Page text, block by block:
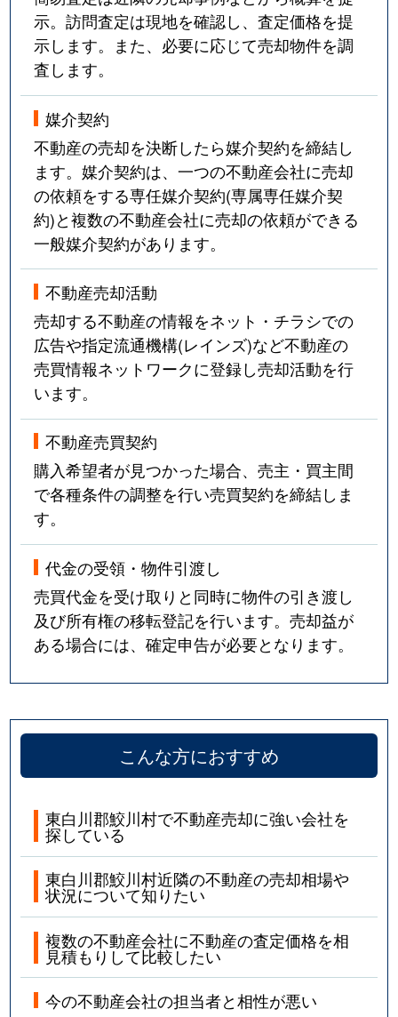
示。訪問査定は現地を確認し、査定価格を提
示します。また、必要に応じて売却物件を調
査します。
媒介契約
不動産の売却を決断したら媒介契約を締結し
ます。媒介契約は、一つの不動産会社に売却
の依頼をする専任媒介契約(専属専任媒介契
約)と複数の不動産会社に売却の依頼ができる
一般媒介契約があります。
不動産売却活動
売却する不動産の情報をネット・チラシでの
広告や指定流通機構(レインズ)など不動産の
売買情報ネットワークに登録し売却活動を行
います。
不動産売買契約
購入希望者が見つかった場合、売主・買主間
で各種条件の調整を行い売買契約を締結しま
す。
代金の受領・物件引渡し
売買代金を受け取りと同時に物件の引き渡し
及び所有権の移転登記を行います。売却益が
ある場合には、確定申告が必要となります。
こんな方におすすめ
東白川郡鮫川村で不動産売却に強い会社を
探している
東白川郡鮫川村近隣の不動産の売却相場や
状況について知りたい
複数の不動産会社に不動産の査定価格を相
見積もりして比較したい
今の不動産会社の担当者と相性が悪い